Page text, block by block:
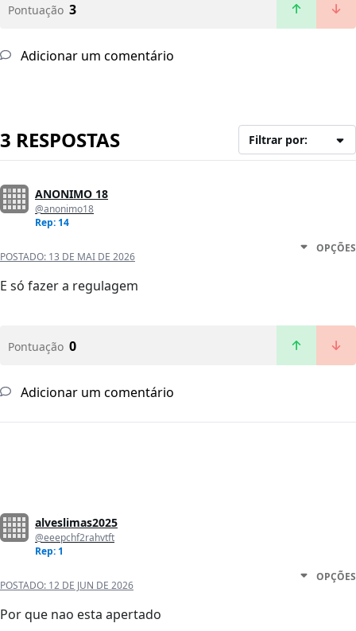
Pontuação 3
Adicionar um comentário
3 RESPOSTAS Filtrar por:
ANONIMO 18
@anonimo18
Rep: 14
POSTADO: 13 DE MAI DE 2026
OPÇÕES
E só fazer a regulagem
Pontuação 0
Adicionar um comentário
alveslimas2025
@eeepchf2rahvtft
Rep: 1
POSTADO: 12 DE JUN DE 2026
OPÇÕES
Por que nao esta apertado